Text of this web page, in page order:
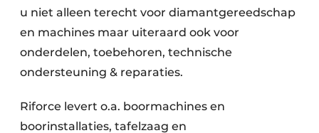
u niet alleen terecht voor diamantgereedschap
en machines maar uiteraard ook voor
onderdelen, toebehoren, technische
ondersteuning & reparaties.
Riforce levert o.a. boormachines en
boorinstallaties, tafelzaag en